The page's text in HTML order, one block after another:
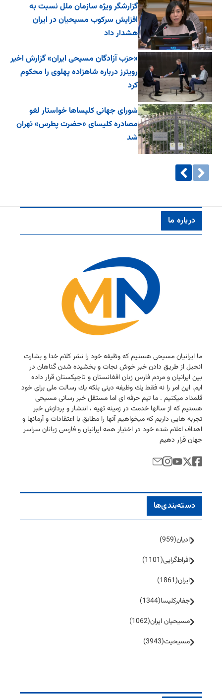
گزارشگر ویژه سازمان ملل نسبت به
افزایش سرکوب مسیحیان در ایران
هشدار داد
«حزب آزادگان مسیحی ایران» گزارش اخیر
رویترز درباره شاهزاده پهلوی را محکوم
کرد
شورای جهانی کلیساها خواستار لغو
مصادره کلیسای «حضرت پطرس» تهران
شد
درباره ما
ما ایرانیان مسیحی هستیم كه وظیفه خود را نشر كلام خدا و بشارت
انجیل از طریق دادن خبر خوش نجات و بخشیده شدن گناهان در
بین ایرانیان و مردم فارس زبان افغانستان و تاجیكستان قرار داده
ایم. این امر را نه فقط یك وظیفه دینی بلكه یك رسالت ملی برای خود
قلمداد میكنیم . ما تیم حرفه ای اما مستقل خبر رسانی مسیحی
هستیم كه از سالها خدمت در زمینه تهیه ، انتشار و پردازش خبر
تجربه هایی داریم كه میخواهیم آنها را مطابق با اعتقادات و آرمانها و
اهداف اعلام شده خود در اختیار همه ایرانیان و فارسی زبانان سراسر
جهان قرار دهیم
دسته‌بندی‌ها
ادیان(959)
افراط‌گرایی(1101)
ایران(1861)
جفا‌بر‌کلیسا(1344)
مسیحیان ایران(1062)
مسیحیت(3943)